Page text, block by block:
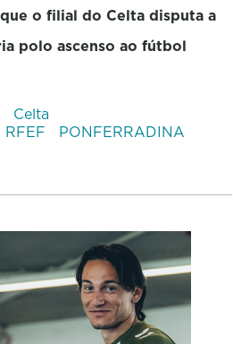
o filial do Celta disputa a
polo ascenso ao fútbol
Celta
RFEF
PONFERRADINA